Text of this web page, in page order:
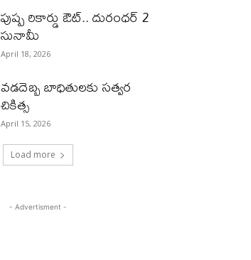
పుష్ప రికార్డు ఔట్‌.. దురంధ‌ర్ 2
సునామీ
April 18, 2026
వడదెబ్బ బాధితులకు సత్వర
చికిత్స
April 15, 2026
Load more
- Advertisment -